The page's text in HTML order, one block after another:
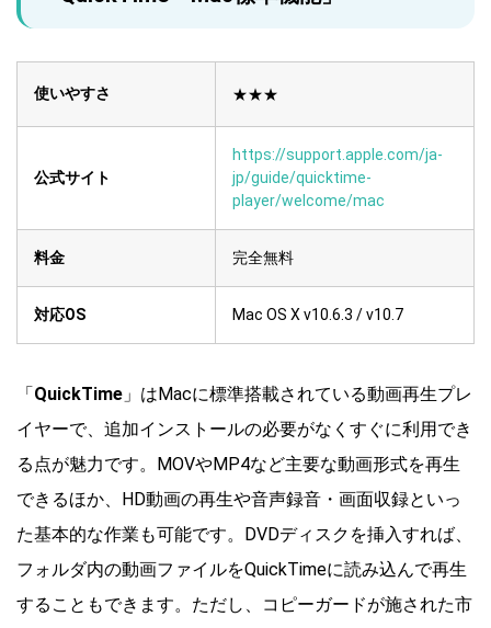
使いやすさ ★★★
公式サイト
https://support.apple.com/ja-
jp/guide/quicktime-
player/welcome/mac
料金 完全無料
対応OS Mac OS X v10.6.3 / v10.7
「 QuickTime 」はMacに標準搭載されている動画再生プレ
イヤーで、追加インストールの必要がなくすぐに利用でき
る点が魅力です。MOVやMP4など主要な動画形式を再生
できるほか、HD動画の再生や音声録音・画面収録といっ
た基本的な作業も可能です。DVDディスクを挿入すれば、
フォルダ内の動画ファイルをQuickTimeに読み込んで再生
することもできます。ただし、コピーガードが施された市